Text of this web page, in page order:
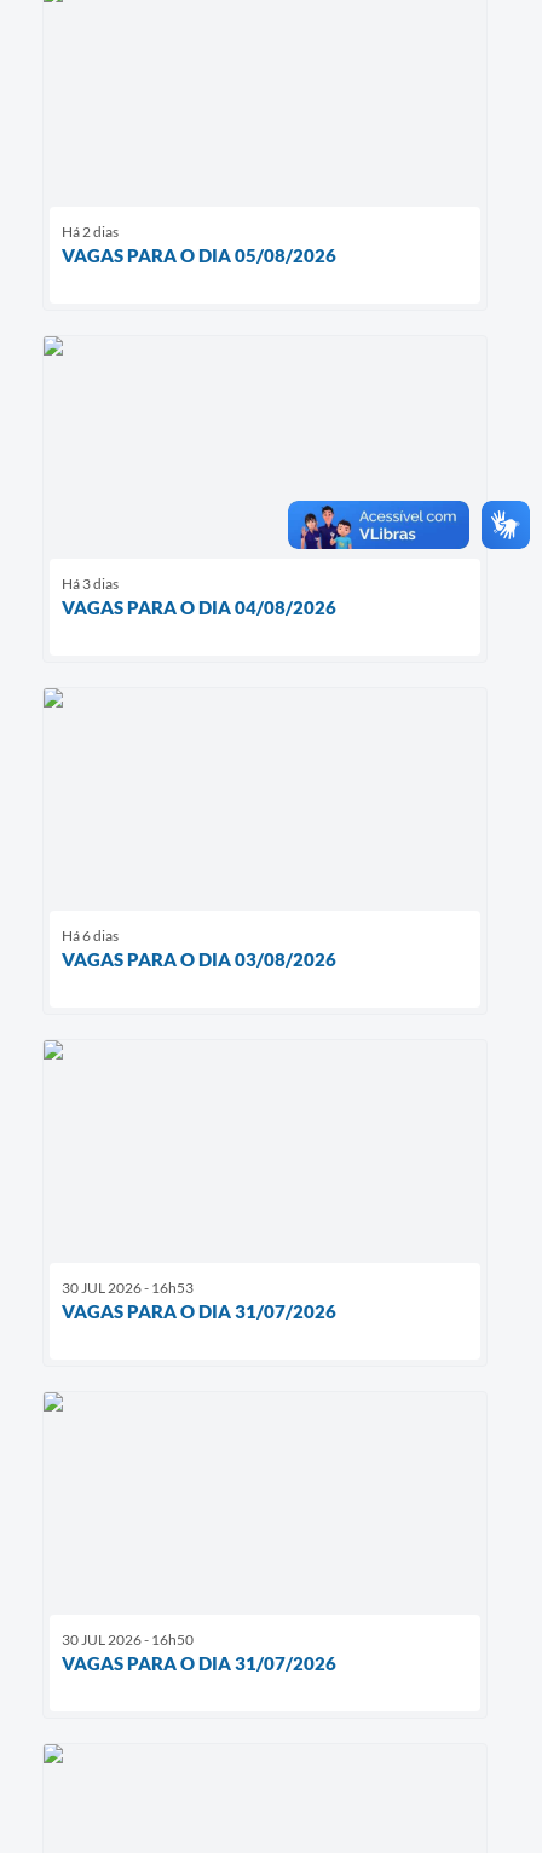
Há 2 dias
VAGAS PARA O DIA 05/08/2026
Há 3 dias
VAGAS PARA O DIA 04/08/2026
Há 6 dias
VAGAS PARA O DIA 03/08/2026
30 JUL 2026 - 16h53
VAGAS PARA O DIA 31/07/2026
30 JUL 2026 - 16h50
VAGAS PARA O DIA 31/07/2026